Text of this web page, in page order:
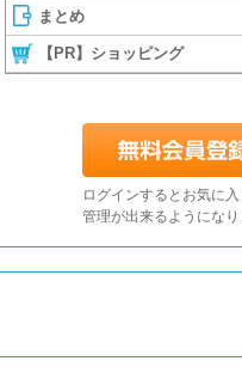
まとめ
【PR】ショッピング
ログインするとお気に
管理が出来るようになり